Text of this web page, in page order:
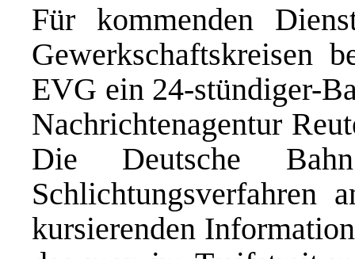
Für kommenden
Gewerkschaftskreisen
EVG ein 24-stündiger-
Nachrichtenagentur
Die Deutsche
kursierenden